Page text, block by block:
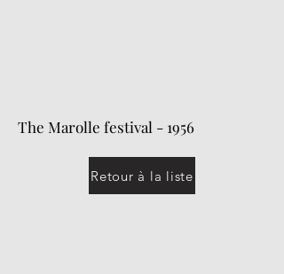
The Marolle festival - 1956
Retour à la liste